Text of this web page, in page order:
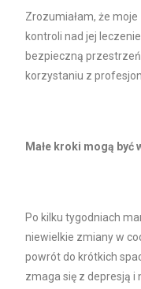
Zrozumiałam, że
kontroli nad jej
bezpieczną
korzystaniu z
Małe kroki mogą
Po kilku tygodniach
niewielkie zmiany w
powrót do krótkich
zmaga się z depresją i